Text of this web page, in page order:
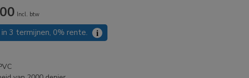
Incl. btw
in 3 termijnen, 0% rente. i